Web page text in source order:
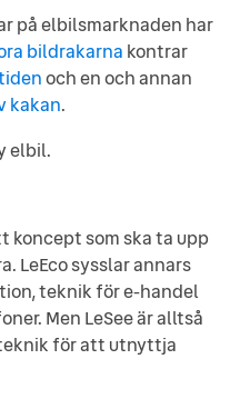
på elbilsmarknaden har
bildrakarna kontrar
och en och annan
kakan.
koncept som ska ta upp
LeEco sysslar annars
teknik för e-handel
Men LeSee är alltså
för att utnyttja